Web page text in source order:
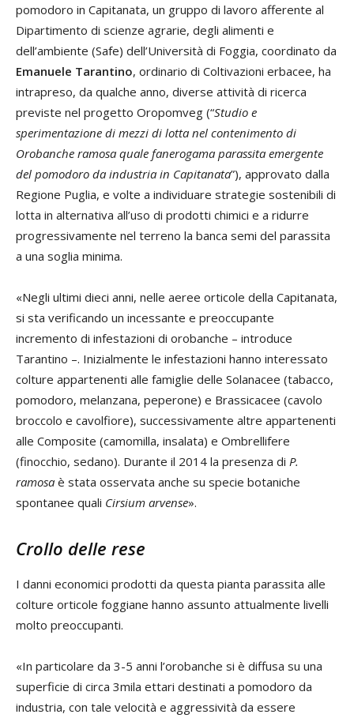
pomodoro in Capitanata, un gruppo di lavoro afferente al
Dipartimento di scienze agrarie, degli alimenti e
dell’ambiente (Safe) dell’Università di Foggia, coordinato da
Emanuele Tarantino, ordinario di Coltivazioni erbacee, ha
intrapreso, da qualche anno, diverse attività di ricerca
previste nel progetto Oropomveg (“Studio e
sperimentazione di mezzi di lotta nel contenimento di
Orobanche ramosa quale fanerogama parassita emergente
del pomodoro da industria in Capitanata”), approvato dalla
Regione Puglia, e volte a individuare strategie sostenibili di
lotta in alternativa all’uso di prodotti chimici e a ridurre
progressivamente nel terreno la banca semi del parassita
a una soglia minima.
«Negli ultimi dieci anni, nelle aeree orticole della Capitanata,
si sta verificando un incessante e preoccupante
incremento di infestazioni di orobanche – introduce
Tarantino –. Inizialmente le infestazioni hanno interessato
colture appartenenti alle famiglie delle Solanacee (tabacco,
pomodoro, melanzana, peperone) e Brassicacee (cavolo
broccolo e cavolfiore), successivamente altre appartenenti
alle Composite (camomilla, insalata) e Ombrellifere
(finocchio, sedano). Durante il 2014 la presenza di P.
ramosa è stata osservata anche su specie botaniche
spontanee quali Cirsium arvense».
Crollo delle rese
I danni economici prodotti da questa pianta parassita alle
colture orticole foggiane hanno assunto attualmente livelli
molto preoccupanti.
«In particolare da 3-5 anni l’orobanche si è diffusa su una
superficie di circa 3mila ettari destinati a pomodoro da
industria, con tale velocità e aggressività da essere